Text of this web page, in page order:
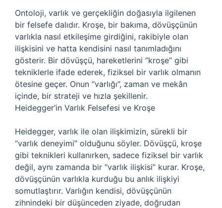
Ontoloji, varlık ve gerçekliğin doğasıyla ilgilenen
bir felsefe dalıdır. Kroşe, bir bakıma, dövüşçünün
varlıkla nasıl etkileşime girdiğini, rakibiyle olan
ilişkisini ve hatta kendisini nasıl tanımladığını
gösterir. Bir dövüşçü, hareketlerini “kroşe” gibi
tekniklerle ifade ederek, fiziksel bir varlık olmanın
ötesine geçer. Onun “varlığı”, zaman ve mekân
içinde, bir strateji ve hızla şekillenir.
Heidegger’in Varlık Felsefesi ve Kroşe
Heidegger, varlık ile olan ilişkimizin, sürekli bir
“varlık deneyimi” olduğunu söyler. Dövüşçü, kroşe
gibi teknikleri kullanırken, sadece fiziksel bir varlık
değil, aynı zamanda bir “varlık ilişkisi” kurar. Kroşe,
dövüşçünün varlıkla kurduğu bu anlık ilişkiyi
somutlaştırır. Varlığın kendisi, dövüşçünün
zihnindeki bir düşünceden ziyade, doğrudan